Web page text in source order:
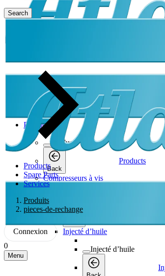
Search
Products
Spare Parts
Services
Produits
pieces-de-rechange
Connexion
0
Menu
Products
Products
Back
Products
Compresseurs à vis
Back
Injecté d’huile
Injecté d’huile